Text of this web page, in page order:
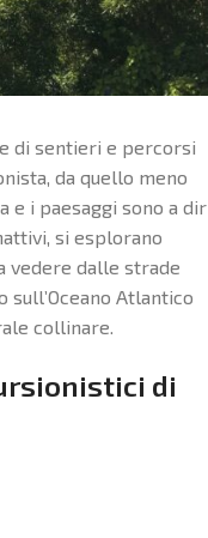
di sentieri e percorsi
da quello meno
e i paesaggi sono a dir
si esplorano
vedere dalle strade
Atlantico
collinare.
di